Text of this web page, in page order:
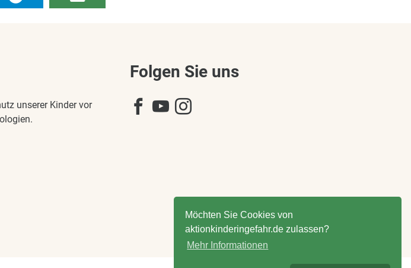
Möchten Sie Cookies von
aktionkinderingefahr.de zulassen?
Mehr Informationen
unserer Kinder vor
Folgen Sie uns